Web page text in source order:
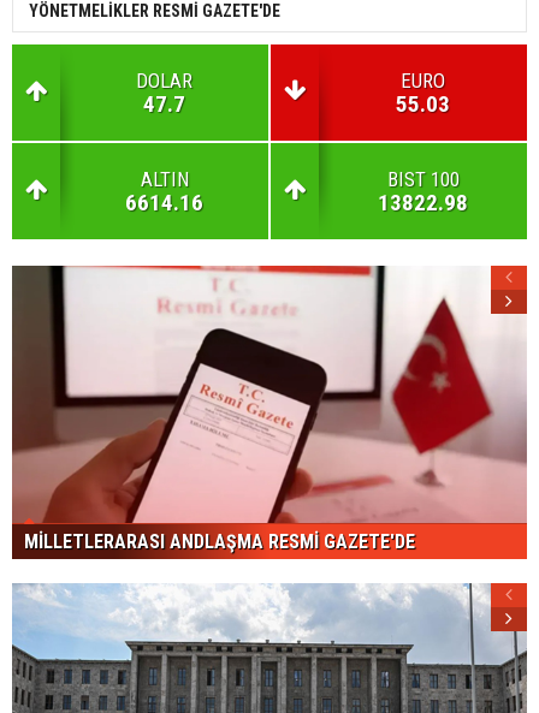
YÖNETMELİKLER RESMİ GAZETE'DE
DOLAR
47.7
EURO
55.03
ALTIN
6614.16
BIST 100
13822.98
MİLLETLERARASI ANDLAŞMA RESMİ GAZETE'DE